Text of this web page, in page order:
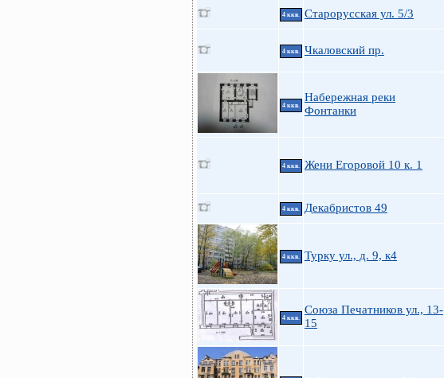
4 ккв. Старорусская ул. 5/3
4 ккв. Чкаловский пр.
4 ккв.
Набережная реки
Фонтанки
4 ккв. Жени Егоровой 10 к. 1
4 ккв. Декабристов 49
4 ккв. Турку ул., д. 9, к4
4 ккв.
Союза Печатников ул., 13-
15